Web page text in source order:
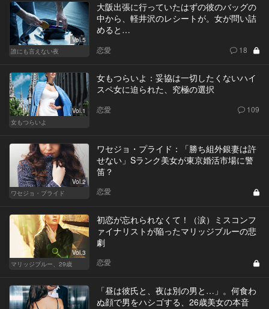
Vol.5
誰にも言えない夜
大阪出張に行っていたはずの彼のバッグの
中から、軽井沢のレシートが。女が問い詰
めると…
恋愛 18
Vol.1
女もつらいよ
女もつらいよ：妥協は一切したくないハイ
スペ女に迫られた、究極の選択
恋愛 109
Vol.2
ワセジョ・プライド
ワセジョ・プライド：「勝ち組外銀妻は許
せない」Sランク美女が東京婚活市場に警
笛？
恋愛
Vol.3
マリッジブルー、29歳
初恋が忘れられなくて！（涙）ミスコンフ
ァイナリストが陥ったマリッジブルーの悲
劇
恋愛
「昼は彼氏と、夜は別の男と…」。何食わ
ぬ顔で男をハシゴする、26歳美女の本音